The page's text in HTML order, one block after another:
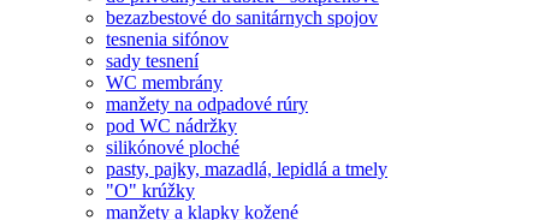
bezazbestové do sanitárnych spojov
tesnenia sifónov
sady tesnení
WC membrány
manžety na odpadové rúry
pod WC nádržky
silikónové ploché
pasty, pajky, mazadlá, lepidlá a tmely
"O" krúžky
manžety a klapky kožené